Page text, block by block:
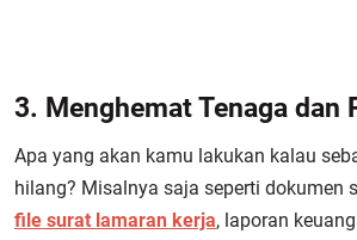
3. Menghemat Tenaga dan
Apa yang akan kamu lakukan kalau
hilang? Misalnya saja seperti dokumen
file surat lamaran kerja, laporan